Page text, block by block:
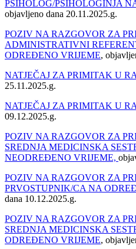
PSIHOLOG/PSIHOLOGINJA
objavljeno dana 20.11.2025.g.
POZIV NA RAZGOVOR ZA
ADMINISTRATIVNI
ODREĐENO VRIJEME,
NATJEČAJ ZA PRIMITAK U
25.11.2025.g.
NATJEČAJ ZA PRIMITAK U
09.12.2025.g.
POZIV NA RAZGOVOR ZA
SREDNJA MEDICINSKA
NEODREĐENO VRIJEME,
POZIV NA RAZGOVOR ZA
PRVOSTUPNIK/CA NA
dana 10.12.2025.g.
POZIV NA RAZGOVOR ZA
SREDNJA MEDICINSKA
ODREĐENO VRIJEME,